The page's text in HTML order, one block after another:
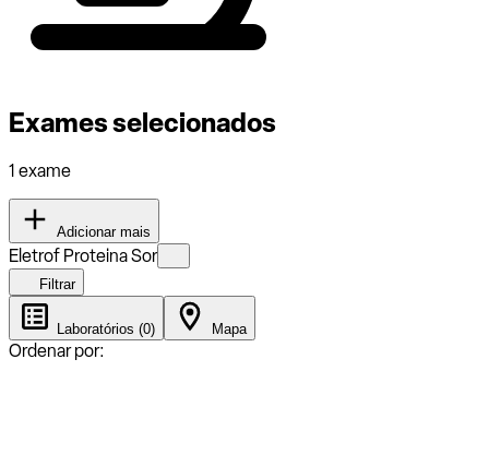
Exames selecionados
1 exame
Adicionar mais
Eletrof Proteina Sor
Filtrar
Laboratórios (0) Mapa
Ordenar por: